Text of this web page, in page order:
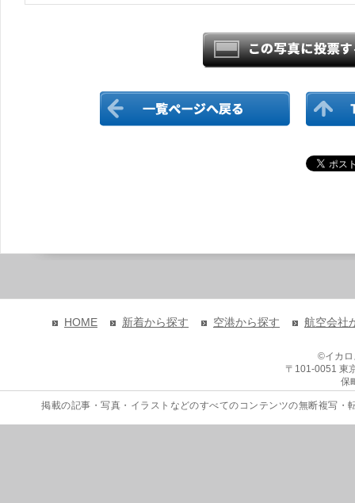
HOME 新着から探す 空港から探す 航空会社
©イカ
〒101-0051 東
保
掲載の記事・写真・イラストなどのすべてのコンテンツの無断複